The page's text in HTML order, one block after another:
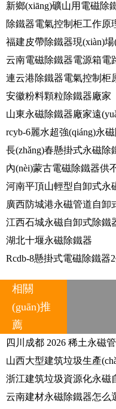
新鄉(xiāng)礦山用電磁除
除鐵器電氣控制柜工作原
福建皮帶除鐵器現(xiàn)
云南電磁除鐵器電源箱電
連云港除鐵器電氣控制柜
安徽粉料顆粒除鐵器廠家
山東永磁除鐵器廠家遠
rcyb-6麗水超強(qiáng)永
長(zhǎng)春懸掛式永磁除
內(nèi)蒙古電磁除鐵器供
河南平頂山輕型自卸式永
廣西防城港永磁管道自卸
江西石城永磁自卸式除鐵
湖北十堰永磁除鐵器
Rcdb-8懸掛式電磁除鐵器
相關
(guān)推
薦